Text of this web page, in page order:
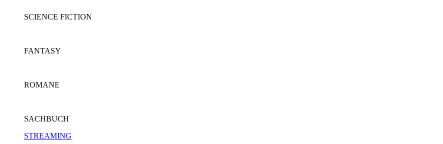
SCIENCE FICTION
FANTASY
ROMANE
SACHBUCH
STREAMING